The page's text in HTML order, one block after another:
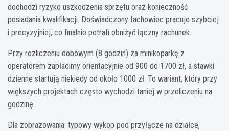
dochodzi ryzyko uszkodzenia sprzętu oraz konieczność
posiadania kwalifikacji. Doświadczony fachowiec pracuje szybciej
i precyzyjniej, co finalnie potrafi obniżyć łączny rachunek.
Przy rozliczeniu dobowym (8 godzin) za minikoparkę z
operatorem zapłacimy orientacyjnie od 900 do 1700 zł, a stawki
dzienne startują niekiedy od około 1000 zł. To wariant, który przy
większych projektach często wychodzi taniej w przeliczeniu na
godzinę.
Dla zobrazowania: typowy wykop pod przyłącze na działce,